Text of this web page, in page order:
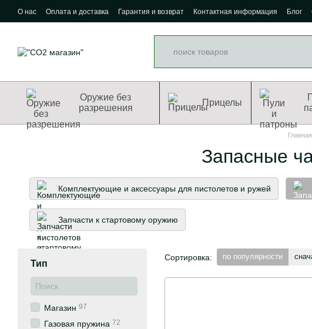
Перейти к основному контенту
О нас Оплата и доставка Гарантия и возврат Контактная информация Блог
Оружие без
разрешения
Прицелы
Главная
Запасные
Комплектующие и аксессуары для пистолетов и ружей
Запчасти к стартовому оружию
Сортировка: по популярности
Тип
Магазин 97
Газовая пружина 72